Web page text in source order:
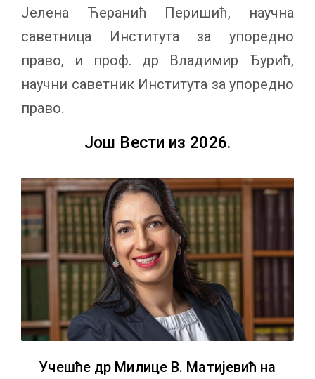
Јелена Ћеранић Перишић, научна
саветница Института за упоредно
право, и проф. др Владимир Ђурић,
научни саветник Института за упоредно
право.
Још Вести из 2026.
Учешће др Милице В. Матијевић на